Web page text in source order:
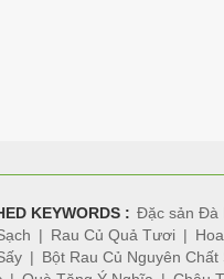
KEYWORDS : Đặc sản Đà
Rau Củ Quả Tươi
Bột Rau Củ Nguyên Chất